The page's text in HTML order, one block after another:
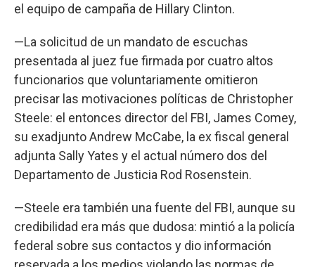
el equipo de campaña de Hillary Clinton.
—La solicitud de un mandato de escuchas
presentada al juez fue firmada por cuatro altos
funcionarios que voluntariamente omitieron
precisar las motivaciones políticas de Christopher
Steele: el entonces director del FBI, James Comey,
su exadjunto Andrew McCabe, la ex fiscal general
adjunta Sally Yates y el actual número dos del
Departamento de Justicia Rod Rosenstein.
—Steele era también una fuente del FBI, aunque su
credibilidad era más que dudosa: mintió a la policía
federal sobre sus contactos y dio información